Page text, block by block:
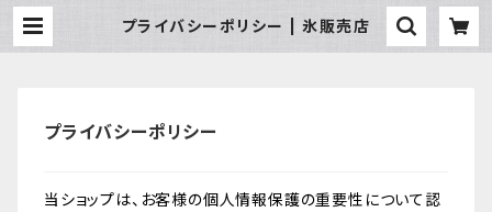
プライバシーポリシー | 氷販売店
プライバシーポリシー
当ショップは、お客様の個人情報保護の重要性について認